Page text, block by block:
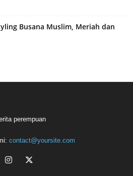
Busana Muslim, Meriah dan
perempuan
contact@yoursite.com